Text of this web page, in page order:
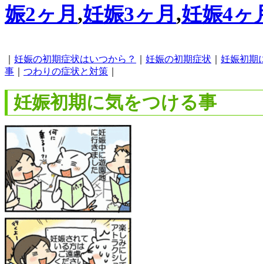
娠2ヶ月 ,妊娠3ヶ月 ,妊娠4ヶ
妊娠の初期症状はいつから？ 妊娠の初期症状
妊娠初期
事
つわりの症状と対策
妊娠初期に気をつける事